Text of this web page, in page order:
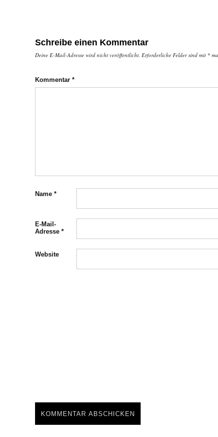
Schreibe einen Kommentar
Deine E-Mail-Adresse wird nicht veröffentlicht. Erforderliche Felder sind mit *
Kommentar *
Name *
E-Mail-
Adresse *
Website